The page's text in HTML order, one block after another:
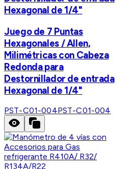
Hexagonal de 1/4"
Juego de 7 Puntas
Hexagonales / Allen,
Milimétricas con Cabeza
Redonda para
Destornillador de entrada
Hexagonal de 1/4"
PST-C01-004PST-C01-004